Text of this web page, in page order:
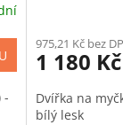
-
975,21 Kč bez
1 180 Kč
Dvířka na
bílý lesk